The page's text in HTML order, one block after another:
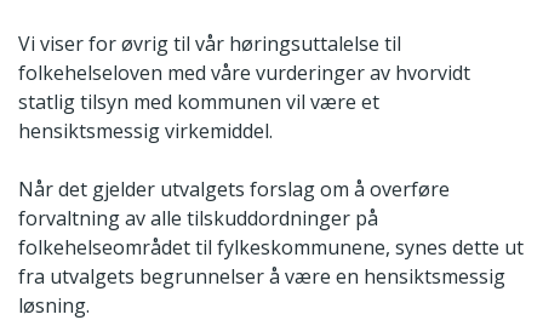
Vi viser for øvrig til vår høringsuttalelse til
folkehelseloven med våre vurderinger av hvorvidt
statlig tilsyn med kommunen vil være et
hensiktsmessig virkemiddel.
Når det gjelder utvalgets forslag om å overføre
forvaltning av alle tilskuddordninger på
folkehelseområdet til fylkeskommunene, synes dette ut
fra utvalgets begrunnelser å være en hensiktsmessig
løsning.